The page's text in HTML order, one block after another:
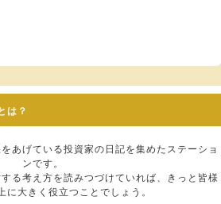
は？
あげている投資家の日記を集めたステーショ
ンです。
る考え方を読みつづけていれば、きっと皆様
に大きく役立つことでしょう。